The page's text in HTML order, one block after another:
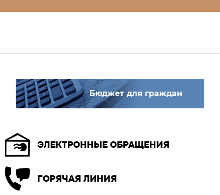
Бюджет для граждан
ЭЛЕКТРОННЫЕ ОБРАЩЕНИЯ
ГОРЯЧАЯ ЛИНИЯ